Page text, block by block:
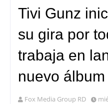
Tivi Gunz
su gira por
trabaja en
nuevo álbum
Fox Media Group RD